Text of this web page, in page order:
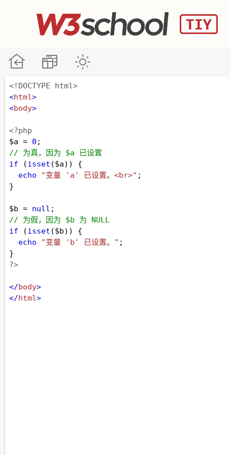
<!DOCTYPE html>
<html>
<body>
<?php
$a = 0 ;
// 为真，因为 $a 已设置
if (isset ($a)) {
echo
"变量 'a' 已设置。<br>" ;
}
$b = null ;
// 为假，因为 $b 为 NULL
if (isset ($b)) {
echo
"变量 'b' 已设置。" ;
}
?>
</body>
</html>